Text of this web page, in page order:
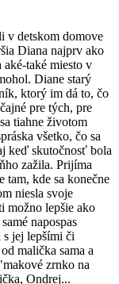
v detskom domove
Diana najprv ako
aké-také miesto v
Diane starý
ktorý im dá to, čo
pre tých, pre
tiahne životom
všetko, čo sa
keď skutočnosť bola
zažila. Prijíma
tam, kde sa konečne
niesla svoje
možno lepšie ako
napospas
jej lepšími či
malička sama a
zrnko na
Ondrej...